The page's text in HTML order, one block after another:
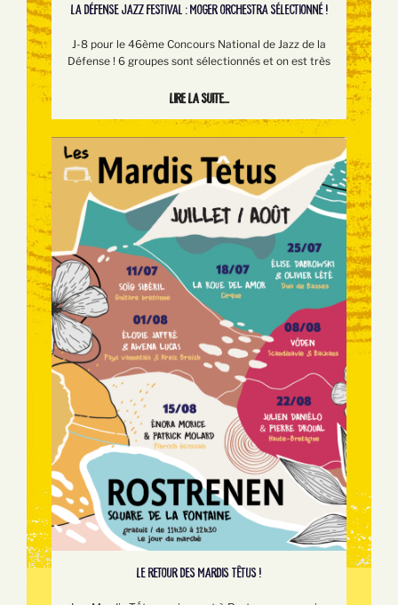
LA DÉFENSE JAZZ FESTIVAL : MOGER ORCHESTRA SÉLECTIONNÉ !
J-8 pour le 46ème Concours National de Jazz de la
Défense ! 6 groupes sont sélectionnés et on est très
Lire la suite...
LE RETOUR DES MARDIS TÊTUS !